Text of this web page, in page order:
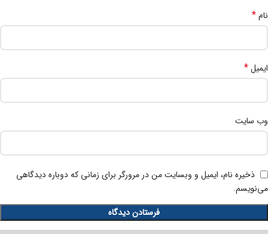
نام*
ایمیل*
وب‌ سایت
ذخیره نام، ایمیل و وبسایت من در مرورگر برای زمانی که دوباره دیدگاهی
می‌نویسم.